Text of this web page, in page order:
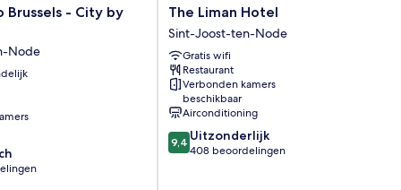
Brussels - City by
Node
The
Liman
Hotel
Sint-
Joost-
ten-
Node
The Liman Hotel
Sint-Joost-ten-Node
Gratis wifi
Restaurant
Verbonden kamers
beschikbaar
Airconditioning
9.4
van
9,4 Uitzonderlijk
408 beoordelingen